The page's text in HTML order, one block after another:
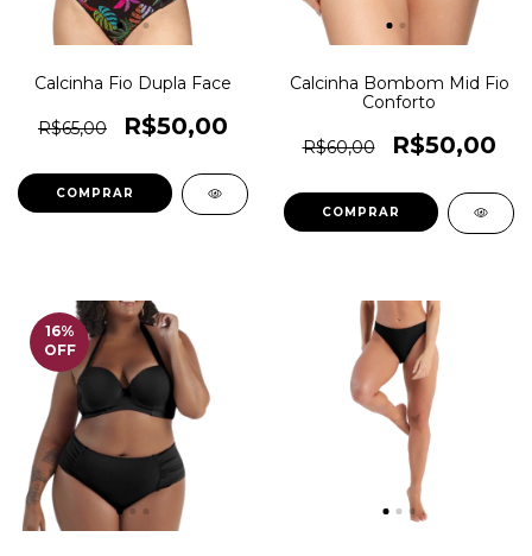
Calcinha Fio Dupla Face
R$65,00 R$50,00
COMPRAR
Calcinha Bombom Mid Fio
Conforto
R$60,00 R$50,00
COMPRAR
16%
OFF